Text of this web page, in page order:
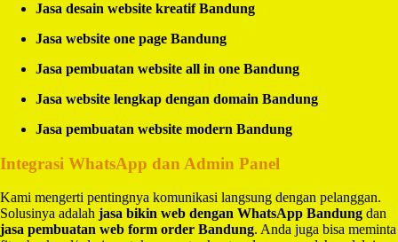
Jasa desain website kreatif Bandung
Jasa website one page Bandung
Jasa pembuatan website all in one Bandung
Jasa website lengkap dengan domain Bandung
Jasa pembuatan website modern Bandung
Integrasi WhatsApp dan Admin Panel
Kami mengerti pentingnya komunikasi langsung dengan pelanggan.
Solusinya adalah jasa bikin web dengan WhatsApp Bandung dan
jasa pembuatan web form order Bandung. Anda juga bisa meminta